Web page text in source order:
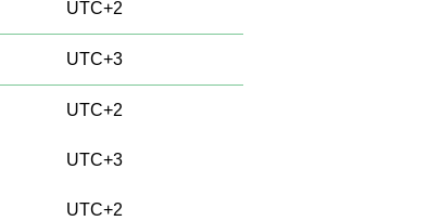
UTC+2
UTC+3
UTC+2
UTC+3
UTC+2